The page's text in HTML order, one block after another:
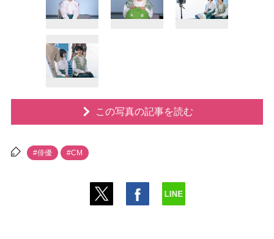
この写真の記事を読む
#俳優 #CM